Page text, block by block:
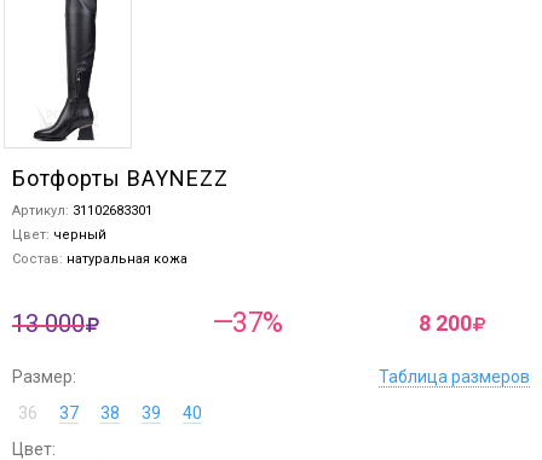
Ботфорты BAYNEZZ
Артикул: 31102683301
Цвет: черный
Состав: натуральная кожа
13 000 —37% 8 200
Размер:
Таблица размеров
36
37 38 39
40
Цвет: